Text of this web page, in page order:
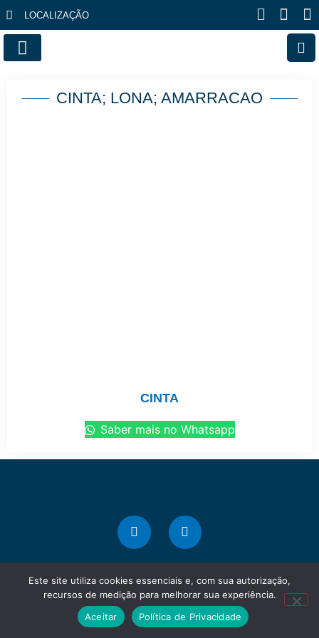
LOCALIZAÇÃO
CINTA; LONA; AMARRACAO
CINTA
Saber mais no Whatsapp
Marque presença na web!
Este site utiliza cookies essenciais e, com sua autorização,
recursos de medição para melhorar sua experiência.
Aceitar
Política de Privacidade